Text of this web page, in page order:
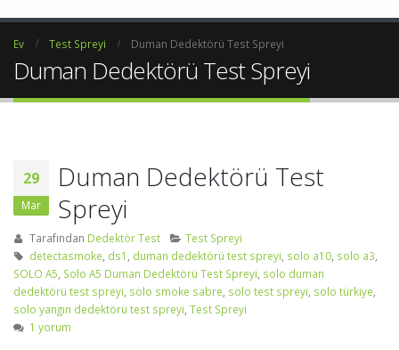
Ev Test Spreyi Duman Dedektörü Test Spreyi
Duman Dedektörü Test Spreyi
29
Mar
Duman Dedektörü Test
Spreyi
Tarafından Dedektör Test
Test Spreyi
detectasmoke ds1 duman dedektörü test spreyi solo a10, solo a3
SOLO A5 Solo A5 Duman Dedektörü Test Spreyi solo duman
dedektörü test spreyi solo smoke sabre solo test spreyi solo türkiye
solo yangın dedektörü test spreyi Test Spreyi
1 yorum